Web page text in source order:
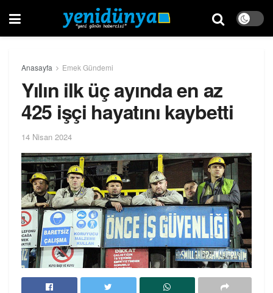
Anasayfa Emek Gündemi
Yılın ilk üç ayında en az
425 işçi hayatını kaybetti
14 Nisan 2024